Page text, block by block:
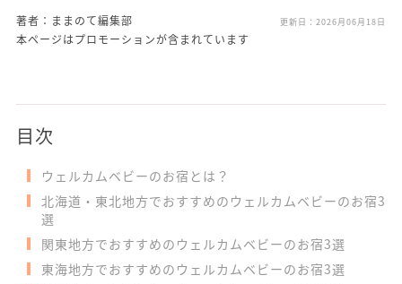
著者：ままのて編集部 更新日： 2026月06月18日
本ページはプロモーションが含まれています
目次
ウェルカムベビーのお宿とは？
北海道・東北地方でおすすめのウェルカムベビーのお宿3
選
関東地方でおすすめのウェルカムベビーのお宿3選
東海地方でおすすめのウェルカムベビーのお宿3選